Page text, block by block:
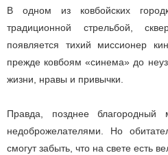
В одном из ковбойских
традиционной стрельбой,
появляется тихий миссионер
прежде ковбоям «синема» до
жизни, нравы и привычки.
Правда, позднее благородный
недоброжелателями. Но
смогут забыть, что на свете есть